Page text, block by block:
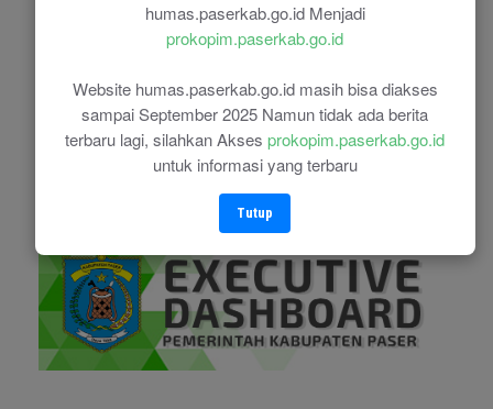
humas.paserkab.go.id Menjadi
prokopim.paserkab.go.id
Website humas.paserkab.go.id masih bisa diakses
sampai September 2025 Namun tidak ada berita
terbaru lagi, silahkan Akses prokopim.paserkab.go.id
untuk informasi yang terbaru
Tutup